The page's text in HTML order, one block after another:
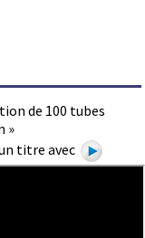
de 100 tubes
»
titre avec